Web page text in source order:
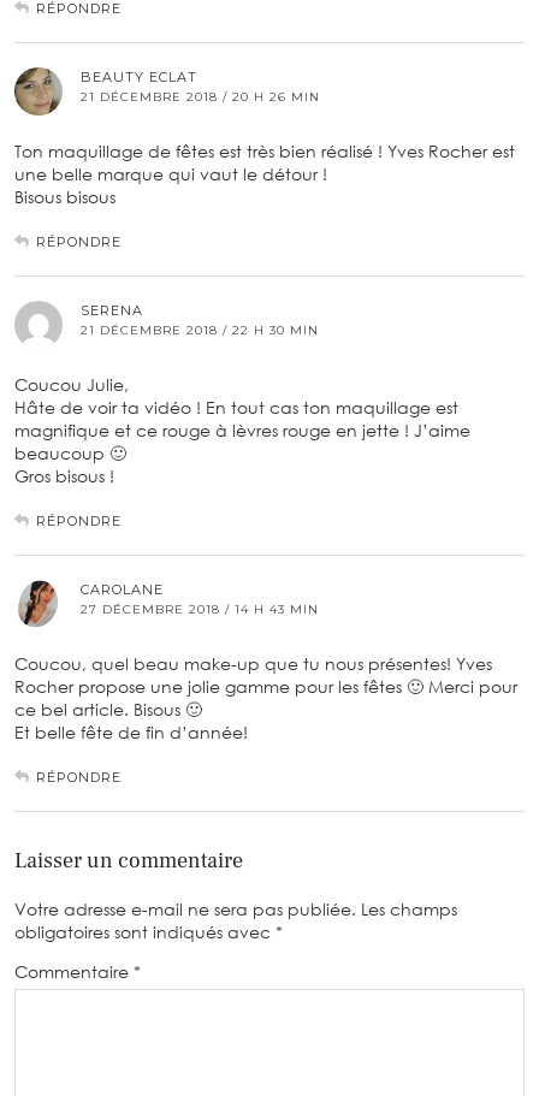
RÉPONDRE
BEAUTY ECLAT
21 DÉCEMBRE 2018 / 20 H 26 MIN
Ton maquillage de fêtes est très bien réalisé ! Yves Rocher est
une belle marque qui vaut le détour !
Bisous bisous
RÉPONDRE
SERENA
21 DÉCEMBRE 2018 / 22 H 30 MIN
Coucou Julie,
Hâte de voir ta vidéo ! En tout cas ton maquillage est
magnifique et ce rouge à lèvres rouge en jette ! J’aime
beaucoup 🙂
Gros bisous !
RÉPONDRE
CAROLANE
27 DÉCEMBRE 2018 / 14 H 43 MIN
Coucou, quel beau make-up que tu nous présentes! Yves
Rocher propose une jolie gamme pour les fêtes 🙂 Merci pour
ce bel article. Bisous 🙂
Et belle fête de fin d’année!
RÉPONDRE
Laisser un commentaire
Votre adresse e-mail ne sera pas publiée. Les champs
obligatoires sont indiqués avec *
Commentaire *